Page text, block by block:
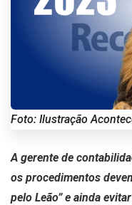
Foto: Ilustração
A gerente de
os procedimentos
pelo Leão” e ainda